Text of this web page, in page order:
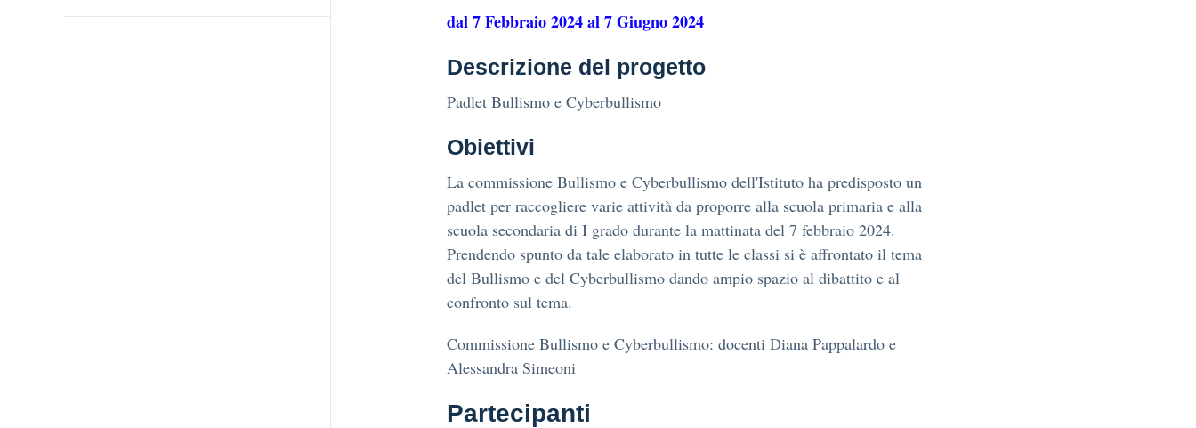
dal 7 Febbraio 2024 al 7 Giugno 2024
Descrizione del progetto
Padlet Bullismo e Cyberbullismo
Obiettivi
La commissione Bullismo e Cyberbullismo dell'Istituto ha predisposto un
padlet per raccogliere varie attività da proporre alla scuola primaria e alla
scuola secondaria di I grado durante la mattinata del 7 febbraio 2024.
Prendendo spunto da tale elaborato in tutte le classi si è affrontato il tema
del Bullismo e del Cyberbullismo dando ampio spazio al dibattito e al
confronto sul tema.
Commissione Bullismo e Cyberbullismo: docenti Diana Pappalardo e
Alessandra Simeoni
Partecipanti